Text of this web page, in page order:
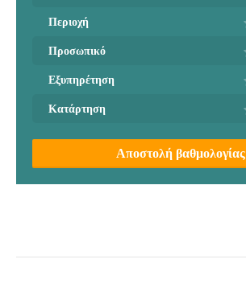
Περιοχή
Προσωπικό
Εξυπηρέτηση
Κατάρτηση
Αποστολή βαθμολογίας